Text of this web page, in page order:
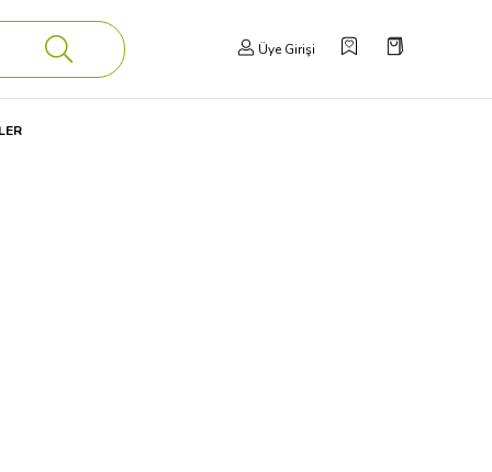
Üye Girişi